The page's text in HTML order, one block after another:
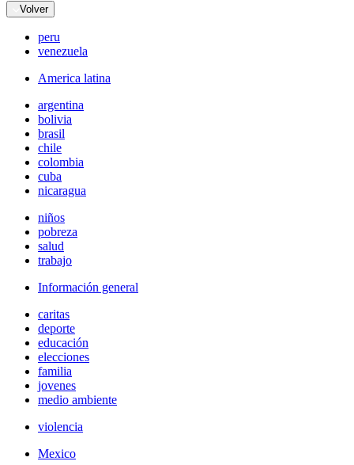
Volver
peru
venezuela
America latina
argentina
bolivia
brasil
chile
colombia
cuba
nicaragua
niños
pobreza
salud
trabajo
Información general
caritas
deporte
educación
elecciones
familia
jovenes
medio ambiente
violencia
Mexico